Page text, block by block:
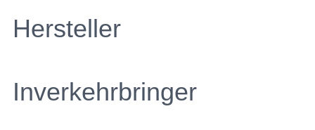
Hersteller
Inverkehrbringer